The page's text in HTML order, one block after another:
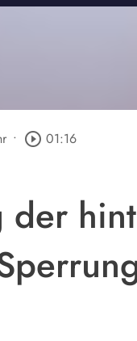
• play_circle_outline 01:16
der